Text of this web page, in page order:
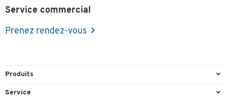
Service commercial
Prenez rendez-vous
Produits
Emballage et expédition
Service